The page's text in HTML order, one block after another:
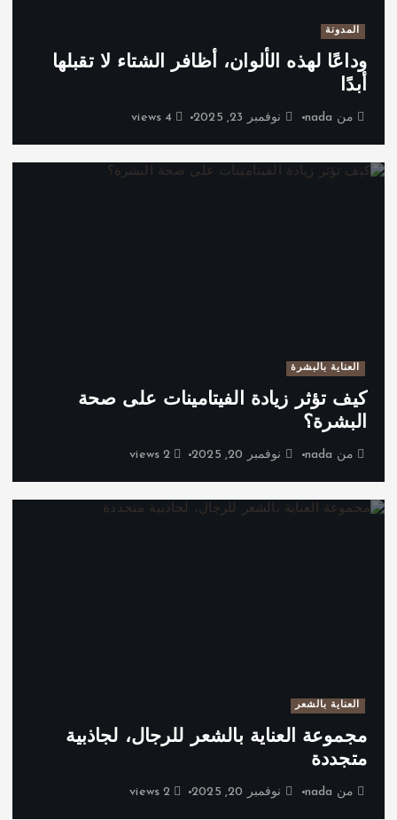
المدونة
وداعًا لهذه الألوان، أظافر الشتاء لا تقبلها
أبدًا
من nada نوفمبر 23, 2025 4 views
العناية بالبشرة
كيف تؤثر زيادة الفيتامينات على صحة
البشرة؟
من nada نوفمبر 20, 2025 2 views
العناية بالشعر
مجموعة العناية بالشعر للرجال، لجاذبية
متجددة
من nada نوفمبر 20, 2025 2 views